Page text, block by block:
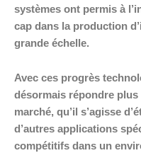
systèmes ont permis à
cap dans la production
grande échelle.
Avec ces progrès
désormais répondre
marché, qu’il s’agisse
d’autres applications
compétitifs dans un